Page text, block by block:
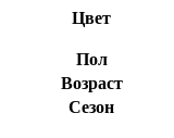
Цвет
Пол
Возраст
Сезон